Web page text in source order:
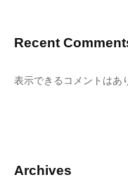
Recent
表示できるコメントはあ
Archives